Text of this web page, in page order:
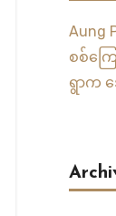
Aung
စစ်ကြ
ရွာက